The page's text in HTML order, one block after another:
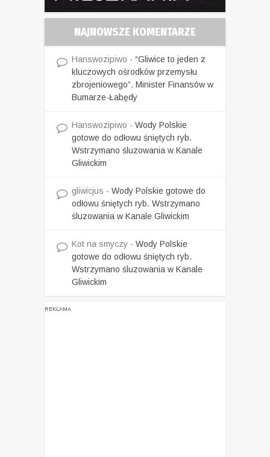
NAJNOWSZE KOMENTARZE
Hanswozipiwo - “Gliwice to jeden z
kluczowych ośrodków przemysłu
zbrojeniowego”. Minister Finansów w
Bumarze-Łabędy
Hanswozipiwo - Wody Polskie
gotowe do odłowu śniętych ryb.
Wstrzymano śluzowania w Kanale
Gliwickim
gliwicjus - Wody Polskie gotowe do
odłowu śniętych ryb. Wstrzymano
śluzowania w Kanale Gliwickim
Kot na smyczy - Wody Polskie
gotowe do odłowu śniętych ryb.
Wstrzymano śluzowania w Kanale
Gliwickim
REKLAMA